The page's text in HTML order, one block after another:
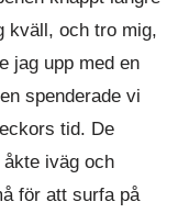
kväll, och tro mig,
jag upp med en
spenderade vi
tid. De
iväg och
för att surfa på